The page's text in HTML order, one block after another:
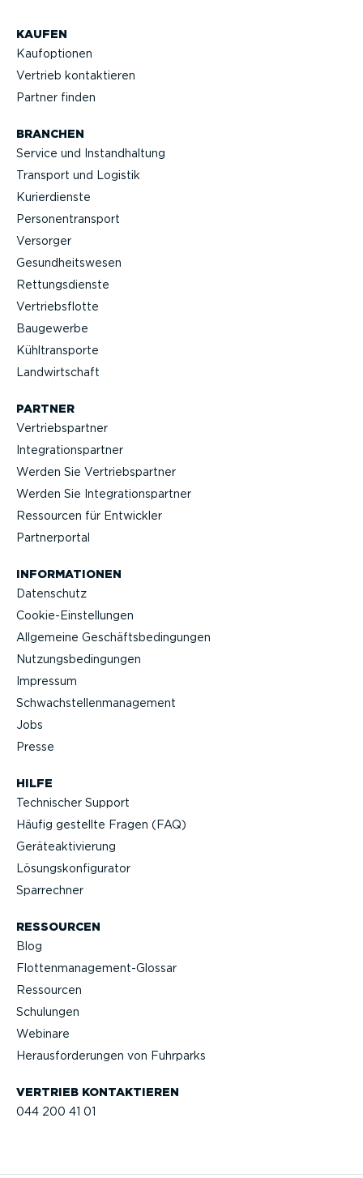
KAUFEN
Kaufop­tionen
Vertrieb kontak­tieren
Partner finden
BRANCHEN
Service und Instand­haltung
Transport und Logistik
Kurier­dienste
Perso­nen­transport
Versorger
Gesund­heits­wesen
Rettungs­dienste
Vertriebs­flotte
Baugewerbe
Kühltrans­porte
Landwirt­schaft
VERTRIEB KONTAK­TIEREN
044 200 41 01
HILFE
Technischer Support
Häufig gestellte Fragen (FAQ)
Geräteak­ti­vierung
Lösungs­kon­fi­gu­rator
Sparrechner
RESSOURCEN
Blog
Flotten­management-Glossar
Ressourcen
Schulungen
Webinare
Heraus­for­de­rungen von Fuhrparks
PARTNER
Vertriebs­partner
Integra­ti­ons­partner
Werden Sie Vertriebs­partner
Werden Sie Integra­ti­ons­partner
Ressourcen für Entwickler
Partner­portal
INFOR­MA­TIONEN
Datenschutz
Cookie-Ein­stel­lungen
Allgemeine Geschäfts­be­din­gungen
Nutzungs­be­din­gungen
Impressum
Schwach­stel­len­ma­nagement
Jobs
Presse